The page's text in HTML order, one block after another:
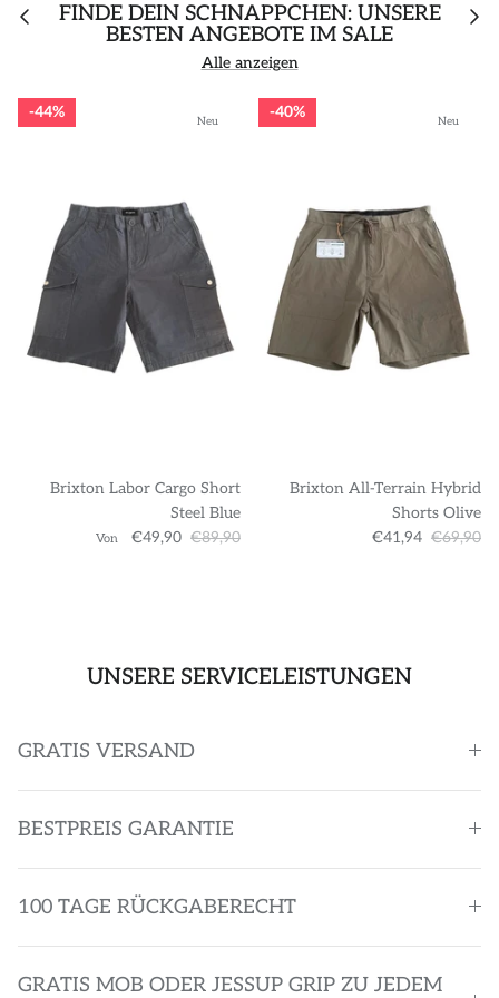
FINDE DEIN SCHNÄPPCHEN: UNSERE
BESTEN ANGEBOTE IM SALE
Alle anzeigen
Neu
44%
Brixton Labor Cargo Short
Steel Blue
Von €49,90 €89,90
Neu
40%
Brixton All-Terrain Hybrid
Shorts Olive
€41,94 €69,90
UNSERE SERVICELEISTUNGEN
GRATIS VERSAND
BESTPREIS GARANTIE
100 TAGE RÜCKGABERECHT
GRATIS MOB ODER JESSUP GRIP ZU JEDEM